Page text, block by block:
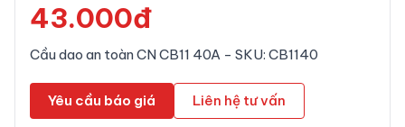
43.000đ
Cầu dao an toàn CN CB11 40A - SKU: CB1140
Yêu cầu báo giá Liên hệ tư vấn